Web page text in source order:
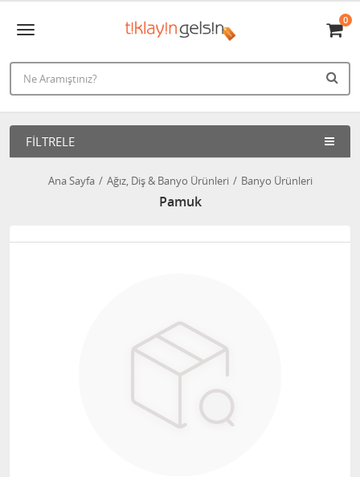
0
FILTRELE
Ana Sayfa Ağız, Diş & Banyo Ürünleri Banyo Ürünleri
Pamuk